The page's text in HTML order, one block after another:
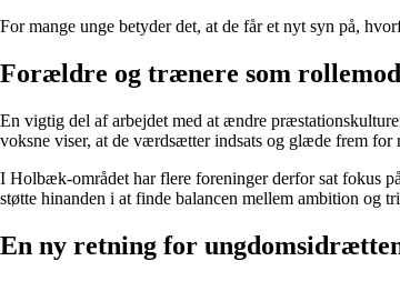
For mange unge betyder det, at de får et nyt syn på,
Forældre og trænere som
En vigtig del af arbejdet med at ændre
voksne viser, at de værdsætter indsats og glæde frem for
I Holbæk-området har flere foreninger derfor sat fokus
støtte hinanden i at finde balancen mellem ambition og
En ny retning for